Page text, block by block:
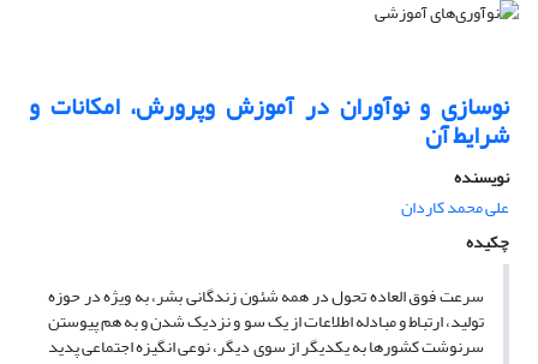
نوسازی و نوآوران در آموزش وپرورش، امکانات و
شرایط آن
نویسنده
علی محمد کاردان
چکیده
سرعت فوق العاده تحول در همه شئون زندگانی بشر، به ویژه در حوزه
تولید، ارتباط و مبادله اطلاعات از یک سو و نزدیک شدن و به هم پیوستن
سرنوشت کشورها به یکدیگر از سوی دیگر، نوعی انگیزه اجتماعی پدید